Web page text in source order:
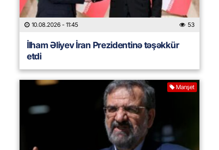
10.08.2026 - 11:45 53
İlham Əliyev İran Prezidentinə təşəkkür
etdi
Manşet